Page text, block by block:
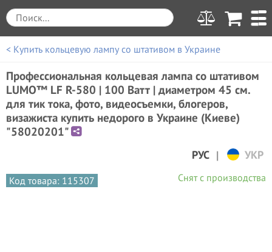
< Купить кольцевую лампу со штативом в Украине
Профессиональная кольцевая лампа со штативом
LUMO™ LF R-580 | 100 Ватт | диаметром 45 см.
для тик тока, фото, видеосъемки, блогеров,
визажиста купить недорого в Украине (Киеве)
"58020201"
РУС | УКР
Код товара: 115307 Снят с производства